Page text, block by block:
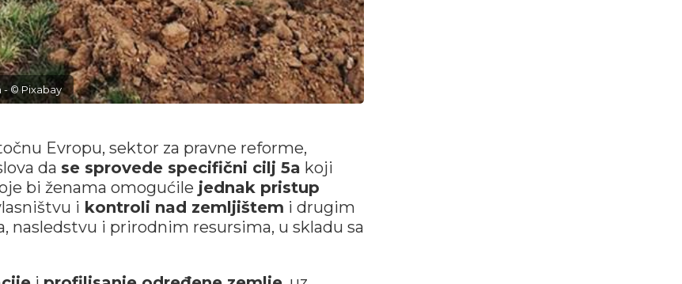
- © Pixabay
Evropu, sektor za pravne reforme,
da se sprovede specifični cilj 5a koji
bi ženama omogućile jednak pristup
i kontroli nad zemljištem i drugim
i prirodnim resursima, u skladu sa